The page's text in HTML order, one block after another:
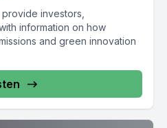
investors,
information on how
and green innovation